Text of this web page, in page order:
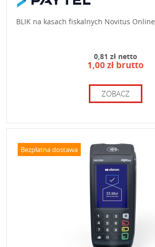
BLIK na kasach fiskalnych Novitus Online
0,81 zł netto
1,00 zł brutto
ZOBACZ
Bezpłatna dostawa